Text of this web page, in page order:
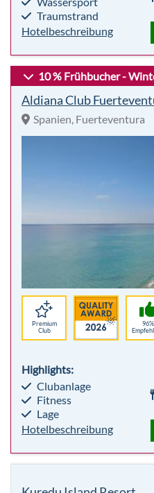
Spanien, Fuerteventura
Fitness
Lage
Hotelbeschreibung
Kuredu Island Resort
Malediven All Inclusive